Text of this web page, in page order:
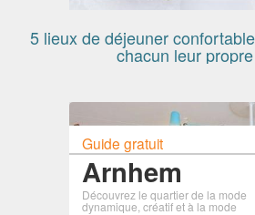
5 lieux de déjeuner
chacun leur
Guide gratuit
Arnhem
Découvrez le quartier de la mode
dynamique, créatif et à la mode